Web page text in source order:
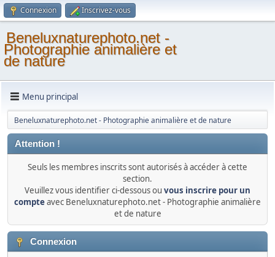
Connexion Inscrivez-vous
Beneluxnaturephoto.net -
Photographie animalière et
de nature
Menu principal
Beneluxnaturephoto.net - Photographie animalière et de nature
Attention !
Seuls les membres inscrits sont autorisés à accéder à cette
section.
Veuillez vous identifier ci-dessous ou vous inscrire pour un
compteavec Beneluxnaturephoto.net - Photographie animalière
et de nature
Connexion